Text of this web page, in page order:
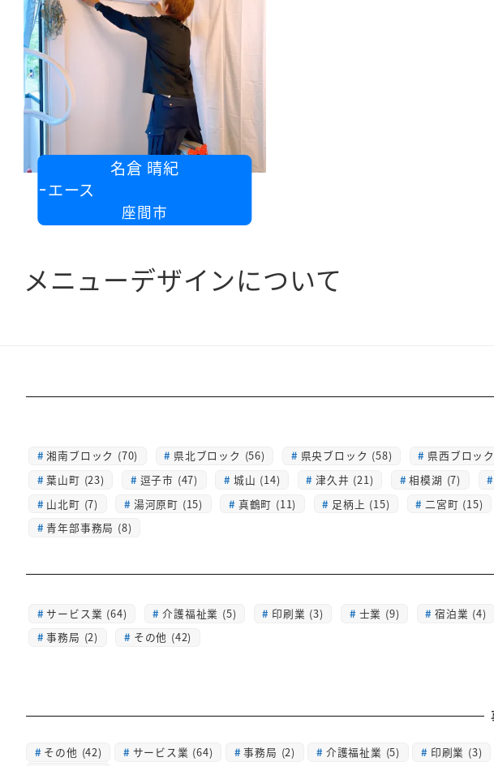
名倉 晴紀
エース
座間市
メニューデザインについて
湘南ブロック (70) 県北ブロック (56) 県央ブロック (58) 県西ブロッ
葉山町 (23)
逗子市 (47) 城山 (14) 津久井 (21) 相模湖 (7)
山北町 (7)
湯河原町 (15) 真鶴町 (11) 足柄上 (15) 二宮町 (15)
青年部事務局 (8)
サービス業 (64) 介護福祉業 (5) 印刷業 (3) 士業 (9) 宿泊業 (4)
事務局 (2)
その他 (42)
その他 (42) サービス業 (64) 事務局 (2) 介護福祉業 (5) 印刷業 (3)